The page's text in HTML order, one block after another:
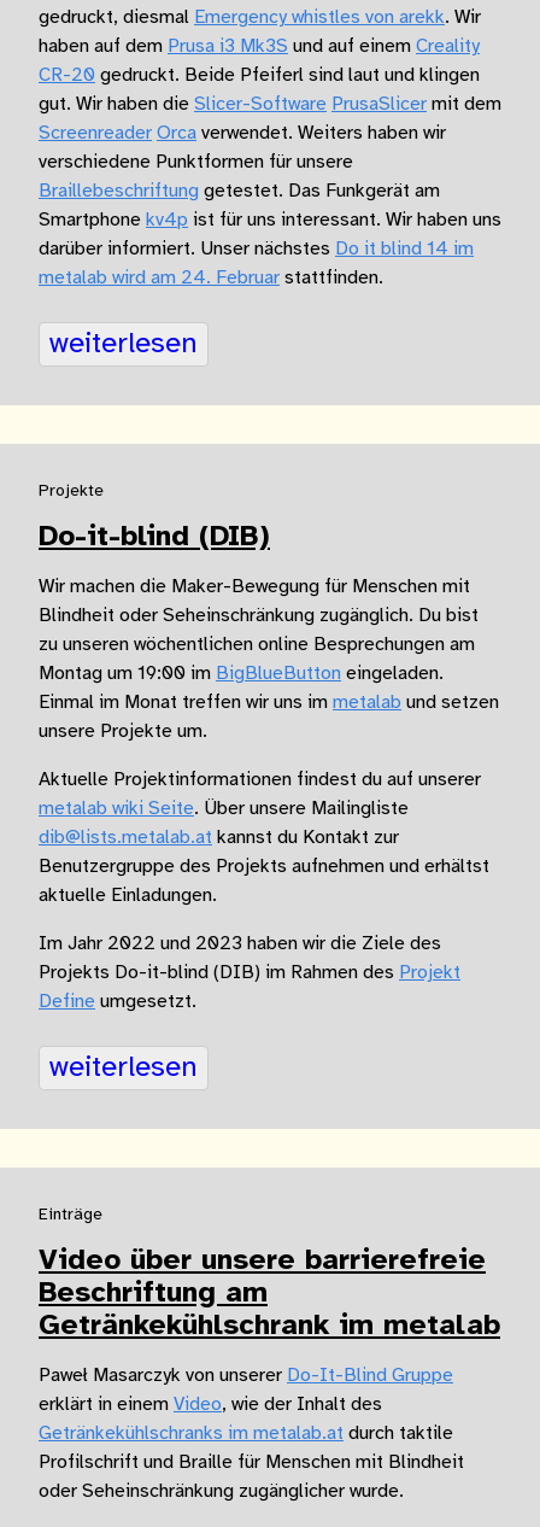
gedruckt, diesmal Emergency whistles von arekk. Wir
haben auf dem Prusa i3 Mk3S und auf einem Creality
CR-20 gedruckt. Beide Pfeiferl sind laut und klingen
gut. Wir haben die Slicer-Software PrusaSlicer mit dem
Screenreader Orca verwendet. Weiters haben wir
verschiedene Punktformen für unsere
Braillebeschriftung getestet. Das Funkgerät am
Smartphone kv4p ist für uns interessant. Wir haben uns
darüber informiert. Unser nächstes Do it blind 14 im
metalab wird am 24. Februar stattfinden.
weiterlesen
Projekte
Do-it-blind (DIB)
Wir machen die Maker-Bewegung für Menschen mit
Blindheit oder Seheinschränkung zugänglich. Du bist
zu unseren wöchentlichen online Besprechungen am
Montag um 19:00 im BigBlueButton eingeladen.
Einmal im Monat treffen wir uns im metalab und setzen
unsere Projekte um.
Aktuelle Projektinformationen findest du auf unserer
metalab wiki Seite. Über unsere Mailingliste
dib@lists.metalab.at kannst du Kontakt zur
Benutzergruppe des Projekts aufnehmen und erhältst
aktuelle Einladungen.
Im Jahr 2022 und 2023 haben wir die Ziele des
Projekts Do-it-blind (DIB) im Rahmen des Projekt
Define umgesetzt.
weiterlesen
Einträge
Video über unsere barrierefreie
Beschriftung am
Getränkekühlschrank im metalab
Paweł Masarczyk von unserer Do-It-Blind Gruppe
erklärt in einem Video, wie der Inhalt des
Getränkekühlschranks im metalab.at durch taktile
Profilschrift und Braille für Menschen mit Blindheit
oder Seheinschränkung zugänglicher wurde.